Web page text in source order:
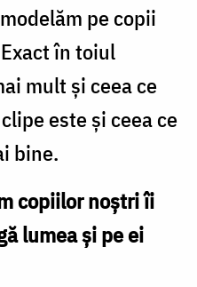
pe copii
în toiul
mult şi ceea ce
este şi ceea ce
bine.
copiilor noştri îi
lumea şi pe ei